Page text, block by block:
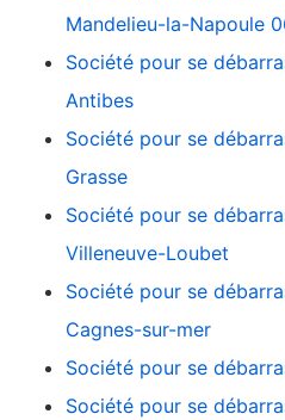
Mandelieu-la-Napoule
Société pour se
Antibes
Société pour se
Grasse
Société pour se
Villeneuve-Loubet
Société pour se
Cagnes-sur-mer
Société pour se
Société pour se